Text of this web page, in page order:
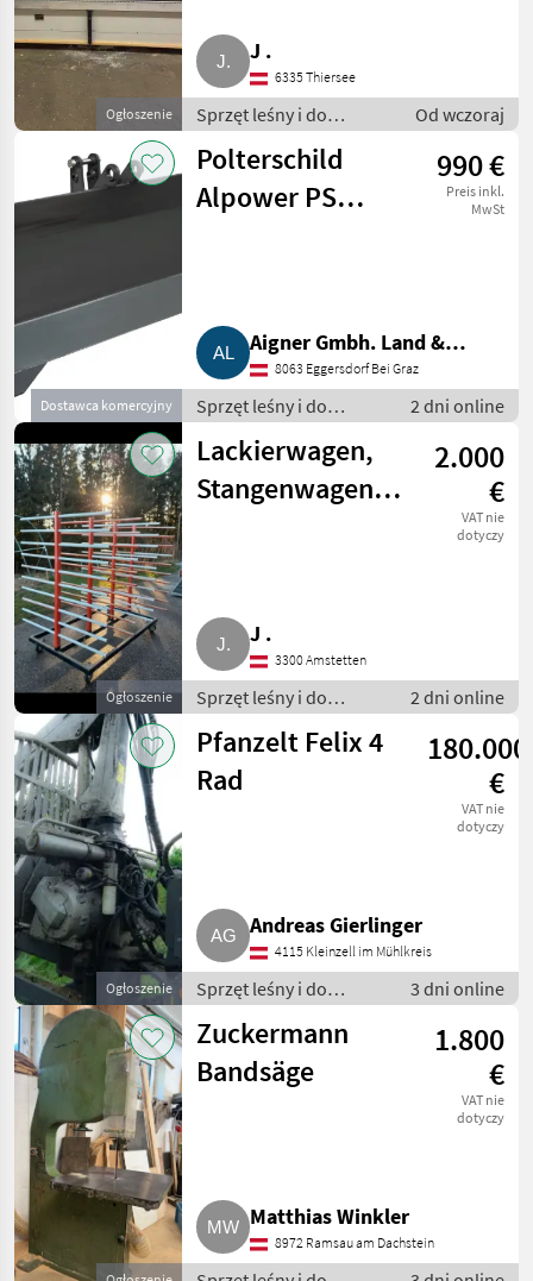
Ogłoszenie
J .
6335 Thiersee
Sprzęt leśny i do
obróbki drewna / Inny
sprzęt leśny i do obróbki
drewna
Od wczoraj
Dostawca komercyjny
Polterschild
Alpower PS
990 €
Preis inkl.
MwSt
Aigner Gmbh. Land &
Gartentechnik, Agrar
8063 Eggersdorf Bei Graz
Sprzęt leśny i do
obróbki drewna / Inny
sprzęt leśny i do
obróbki drewna
2 dni online
Ogłoszenie
Lackierwagen,
Stangenwagen,
2.000
€
VAT nie
dotyczy
J .
3300 Amstetten
Sprzęt leśny i do
obróbki drewna / Inny
sprzęt leśny i do
obróbki drewna
2 dni online
Ogłoszenie
Pfanzelt Felix 4
Rad
180.000
€
VAT nie
dotyczy
Andreas Gierlinger
4115 Kleinzell im Mühlkreis
Sprzęt leśny i do
obróbki drewna / Inny
sprzęt leśny i do
obróbki drewna
3 dni online
Zuckermann
Bandsäge
1.800
€
VAT nie
dotyczy
Matthias Winkler
8972 Ramsau am Dachstein